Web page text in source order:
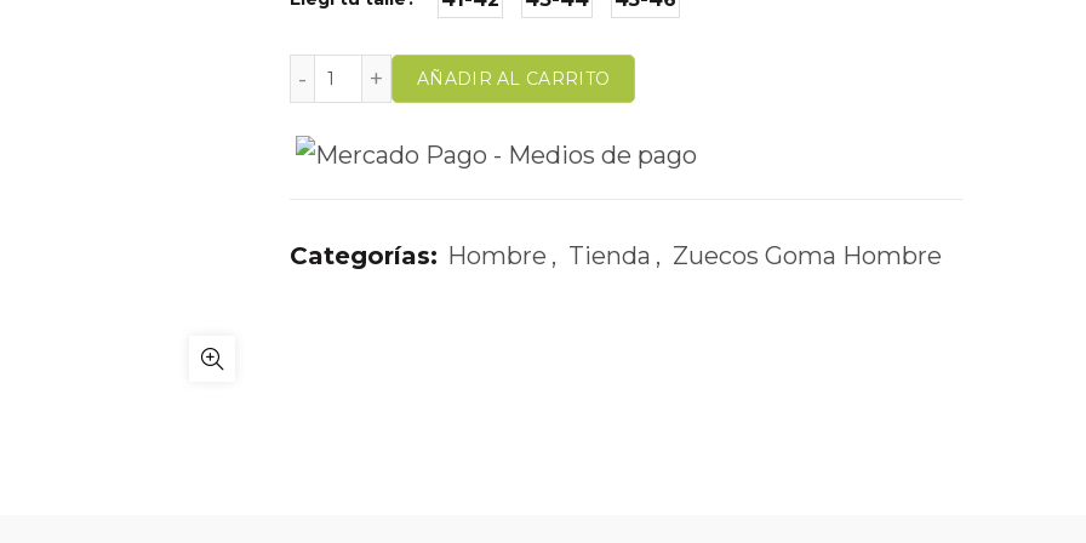
AÑADIR AL CARRITO
Categorías: Hombre , Tienda , Zuecos Goma Hombre